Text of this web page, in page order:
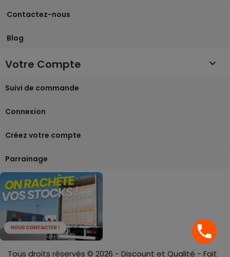
Contactez-nous
Blog
Votre Compte 
Suivi de commande
Connexion
Créez votre compte
Parrainage
Tous droits réservés © 2026 - Discount et Qualité - Fait
phone